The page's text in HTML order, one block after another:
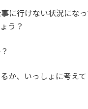
に行けない状況になっ
う？
か、いっしょに考え